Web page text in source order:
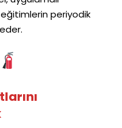
periyodik